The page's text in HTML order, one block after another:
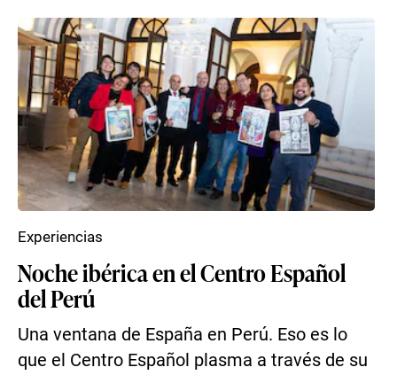
Noche ibérica en el Centro Español
del Perú
Una ventana de España en Perú. Eso es lo
que el Centro Español plasma a través de su
Experiencias